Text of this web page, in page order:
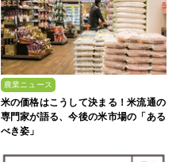
農業ニュース
米の価格はこうして決まる！米流通の
専門家が語る、今後の米市場の「ある
べき姿」